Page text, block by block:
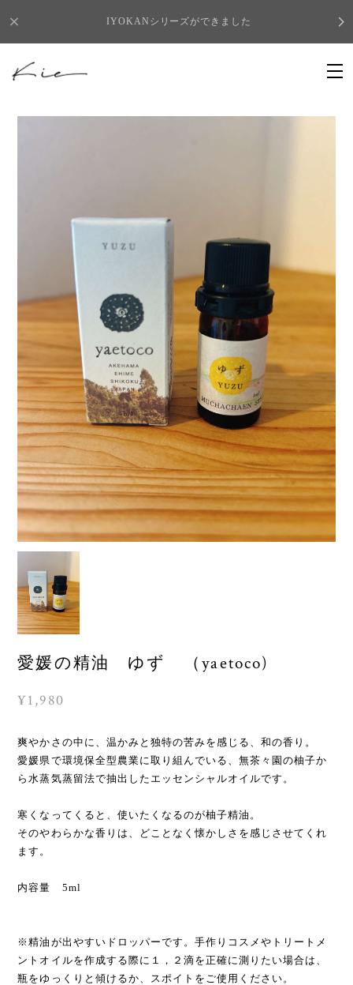
IYOKANシリーズができました
愛媛の精油 ゆず （yaetoco)
¥1,980
爽やかさの中に、温かみと独特の苦みを感じる、和の香り。
愛媛県で環境保全型農業に取り組んでいる、無茶々園の柚子か
ら水蒸気蒸留法で抽出したエッセンシャルオイルです。
寒くなってくると、使いたくなるのが柚子精油。
そのやわらかな香りは、どことなく懐かしさを感じさせてくれ
ます。
内容量 5ml
※精油が出やすいドロッパーです。手作りコスメやトリートメ
ントオイルを作成する際に１，２滴を正確に測りたい場合は、
瓶をゆっくりと傾けるか、スポイトをご使用ください。